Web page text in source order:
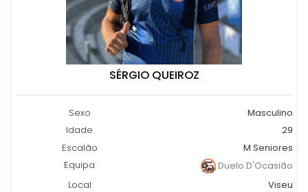
SÉRGIO QUEIROZ
Sexo
Masculino
Idade
29
Escalão
M Seniores
Equipa
Duelo D'Ocasião
Local
Viseu